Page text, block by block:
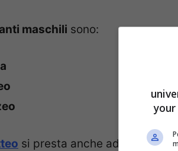
maschili sono:
si presta anche ad alcuni